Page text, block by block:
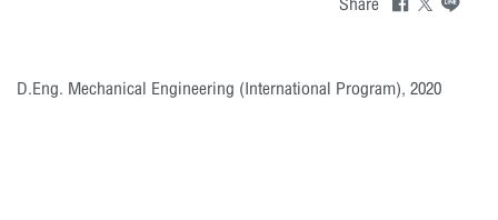
D.Eng. Mechanical Engineering (International Program), 2020